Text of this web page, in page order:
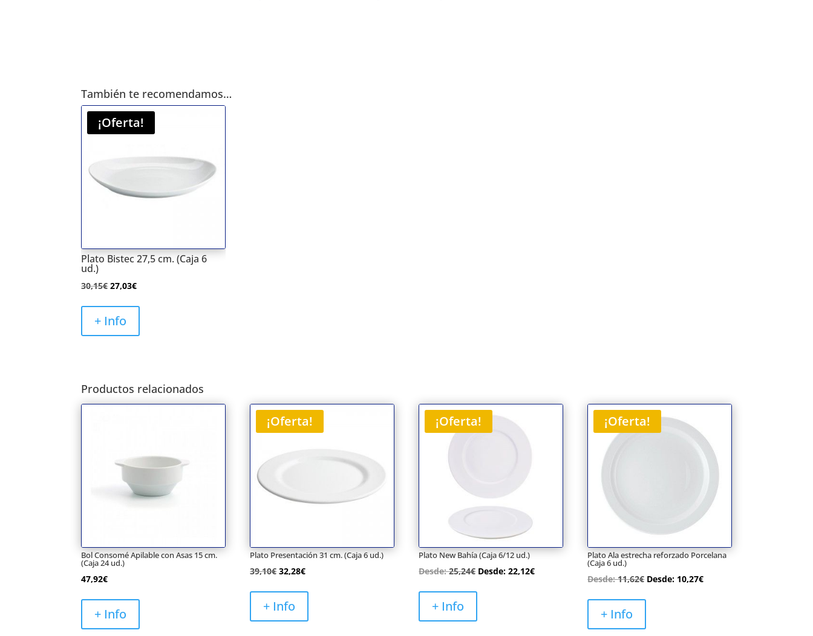
También te recomendamos…
¡Oferta!
Plato Bistec 27,5 cm. (Caja 6
ud.)
30,15€El
original
era:
27,03€El
es:
+ Info
Productos relacionados
Bol Consomé Apilable con Asas 15 cm.
(Caja 24 ud.)
47,92€
+ Info
¡Oferta!
Plato Presentación 31 cm. (Caja 6 ud.)
39,10€El
original
era:
32,28€El
es:
+ Info
¡Oferta!
Plato New Bahía (Caja 6/12 ud.)
Desde:25,24€ Desde:22,12€
+ Info
¡Oferta!
Plato Ala estrecha reforzado Porcelana
(Caja 6 ud.)
Desde:11,62€ Desde: 10,27€
+ Info